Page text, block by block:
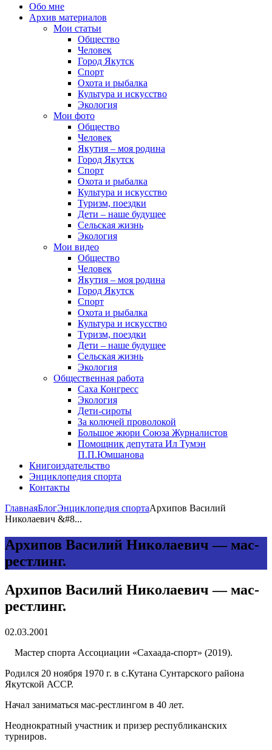
Обо мне
Архив материалов
Мои статьи
Общество
Человек
Город Якутск
Спорт
Охота и рыбалка
Культура и искусство
Экология
Мои фото
Общество
Человек
Якутия – моя родина
Город Якутск
Спорт
Охота и рыбалка
Культура и искусство
Туризм, поездки
Дети – наше будущее
Сельская жизнь
Экология
Мои видео
Общество
Человек
Якутия – моя родина
Город Якутск
Спорт
Охота и рыбалка
Культура и искусство
Туризм, поездки
Дети – наше будущее
Сельская жизнь
Экология
Общественная работа
Саха Конгресс
Экология
Дети-сироты
За колючей проволокой
Большое жюри Союза Журналистов
Помощник депутата Ил Тумэн
П.П.Юмшанова
Книгоиздательство
Энциклопедия спорта
Контакты
ГлавнаяБлогЭнциклопедия спортаАрхипов Василий
Николаевич &#8...
Архипов Василий Николаевич — мас-
рестлинг.
Архипов Василий Николаевич — мас-
рестлинг.
02.03.2001
Мастер спорта Ассоциации «Сахаада-спорт» (2019).
Родился 20 ноября 1970 г. в с.Кутана Сунтарского района
Якутской АССР.
Начал заниматься мас-рестлингом в 40 лет.
Неоднократный участник и призер республиканских
турниров.